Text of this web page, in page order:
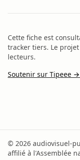
Cette fiche est
tracker tiers. Le
lecteurs.
Soutenir sur Tipeee →
© 2026 audiovisuel-
affilié à l'Assemblée